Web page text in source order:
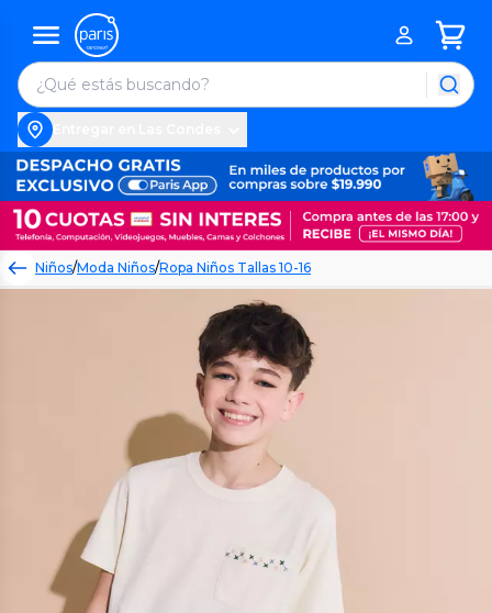
Niños/Moda Niños/Ropa Niños Tallas 10-16